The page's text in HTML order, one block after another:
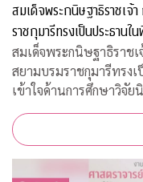
สมเด็จพระกนิษฐาธิราชเจ้
ราชกุมารีทรงเป็นประธาน
วิจัยนิวทริโนไอซ์คิวบ์
มหาวิทยาลัยวิสคอนซิน-แม
สมเด็จพระกนิษฐาธิราช
สยามบรมราชกุมารีทรง
เข้าใจด้านการศึกษาวิจัย
วิทยาศาสตร์ จุฬาฯ แล